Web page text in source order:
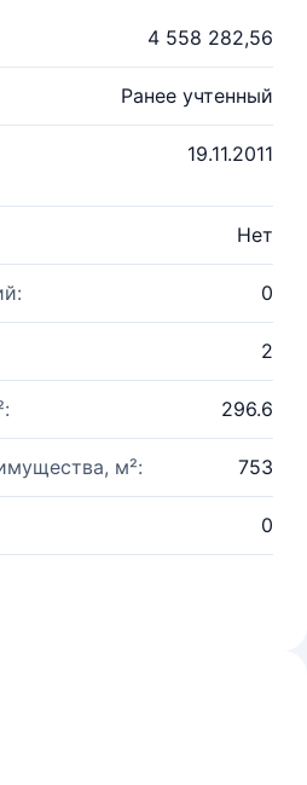
4 558 282,56
Ранее учтенный
19.11.2011
Нет
0
2
296.6
м²: 753
0